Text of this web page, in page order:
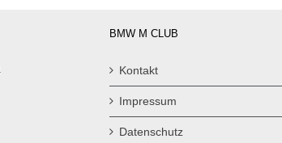
BMW M CLUB
Kontakt
Impressum
Datenschutz